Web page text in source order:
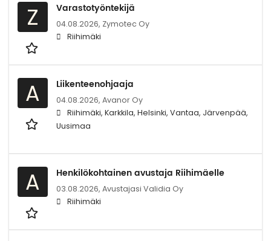
Z Varastotyöntekijä
04.08.2026, Zymotec Oy
Riihimäki
A Liikenteenohjaaja
04.08.2026, Avanor Oy
Riihimäki, Karkkila, Helsinki, Vantaa, Järvenpää,
Uusimaa
A Henkilökohtainen avustaja Riihimäelle
03.08.2026, Avustajasi Validia Oy
Riihimäki